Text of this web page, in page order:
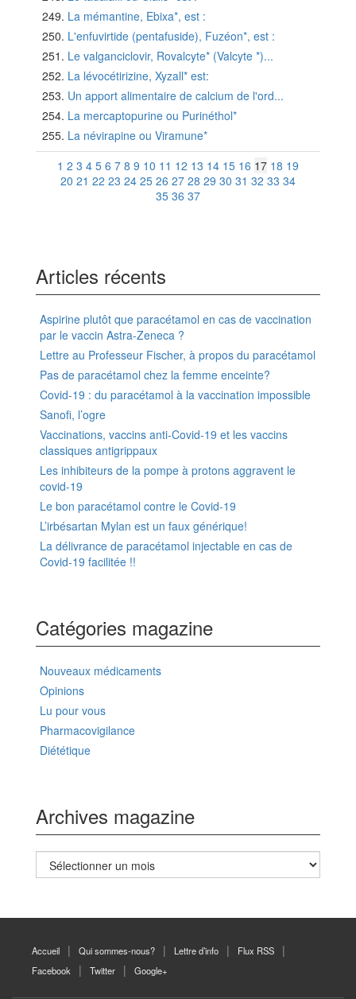
La mémantine, Ebixa*, est :
L'enfuvirtide (pentafuside), Fuzéon*, est :
Le valganciclovir, Rovalcyte* (Valcyte *)...
La lévocétirizine, Xyzall* est:
Un apport alimentaire de calcium de l'ord...
La mercaptopurine ou Purinéthol*
La névirapine ou Viramune*
1 2 3 4 5 6 7 8 9 10 11 12 13 14 15 16 17 18 19
20 21 22 23 24 25 26 27 28 29 30 31 32 33 34
35 36 37
Articles récents
Aspirine plutôt que paracétamol en cas de vaccination
par le vaccin Astra-Zeneca ?
Lettre au Professeur Fischer, à propos du paracétamol
Pas de paracétamol chez la femme enceinte?
Covid-19 : du paracétamol à la vaccination impossible
Sanofi, l’ogre
Vaccinations, vaccins anti-Covid-19 et les vaccins
classiques antigrippaux
Les inhibiteurs de la pompe à protons aggravent le
covid-19
Le bon paracétamol contre le Covid-19
L’irbésartan Mylan est un faux générique!
La délivrance de paracétamol injectable en cas de
Covid-19 facilitée !!
Catégories magazine
Nouveaux médicaments
Opinions
Lu pour vous
Pharmacovigilance
Diététique
Archives magazine
Archives
magazine
Accueil Qui sommes-nous? Lettre d’info
Flux RSS
Facebook
Twitter Google+